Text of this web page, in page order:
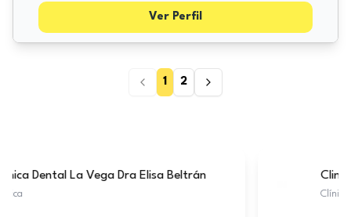
Ver Perfil
1 2
Clinica Dental Acedo Dental Seseña